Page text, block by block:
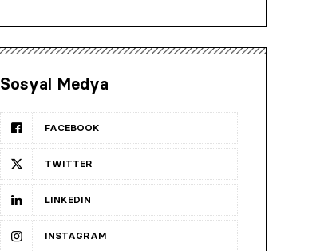
Sosyal Medya
FACEBOOK
TWITTER
LINKEDIN
INSTAGRAM